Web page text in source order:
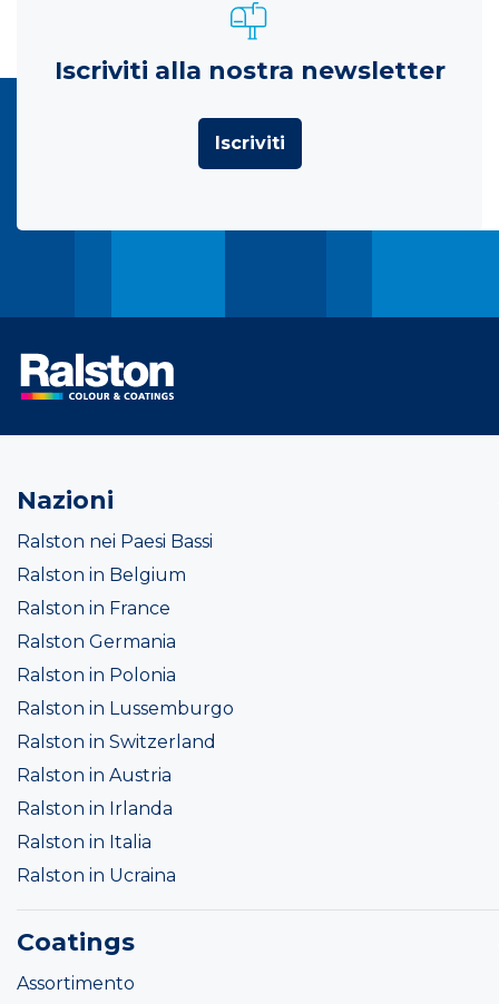
Iscriviti alla nostra newsletter
Iscriviti
Nazioni
Ralston nei Paesi Bassi
Ralston in Belgium
Ralston in France
Ralston Germania
Ralston in Polonia
Ralston in Lussemburgo
Ralston in Switzerland
Ralston in Austria
Ralston in Irlanda
Ralston in Italia
Ralston in Ucraina
Coatings
Assortimento